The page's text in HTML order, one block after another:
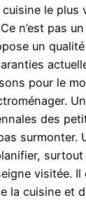
le plus
n’est pas
un
pour le
des
surmonter.
surtout
visitée.
la cuisine et